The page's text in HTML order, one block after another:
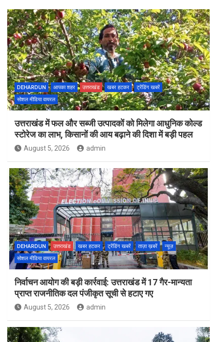
DEHARDUN आपका शहर उत्तराखंड खबर हटकर
ट्रेंडिंग खबरें
सोशल मीडिया वायरल
उत्तराखंड में फल और सब्जी उत्पादकों को मिलेगा आधुनिक कोल्ड
स्टोरेज का लाभ, किसानों की आय बढ़ाने की दिशा में बड़ी पहल
August 5, 2026 admin
DEHARDUN उत्तराखंड खबर हटकर ट्रेंडिंग खबरें ताज़ा ख़बरें
न्यूज़
सोशल मीडिया वायरल
निर्वाचन आयोग की बड़ी कार्रवाई: उत्तराखंड में 17 गैर-मान्यता
प्राप्त राजनीतिक दल पंजीकृत सूची से हटाए गए
August 5, 2026 admin